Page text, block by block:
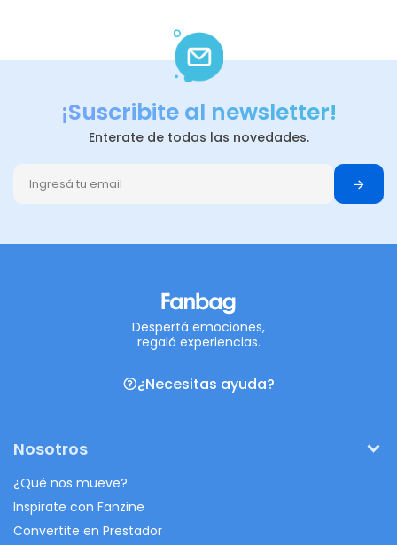
¡Suscribite al newsletter!
Enterate de todas las novedades.
Despertá emociones,
regalá experiencias.
¿Necesitas ayuda?
Nosotros
¿Qué nos mueve?
Inspirate con Fanzine
Convertite en Prestador